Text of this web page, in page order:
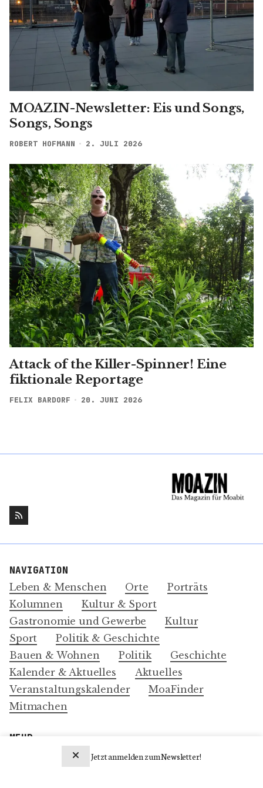
MOAZIN-Newsletter: Eis und Songs,
Songs, Songs
ROBERT HOFMANN 2. JULI 2026
Attack of the Killer-Spinner! Eine
fiktionale Reportage
FELIX BARDORF 20. JUNI 2026
NAVIGATION
Leben & Menschen Orte
Porträts
Kolumnen
Kultur & Sport
Gastronomie und Gewerbe
Kultur
Sport
Politik & Geschichte
Bauen & Wohnen
Politik
Geschichte
Kalender & Aktuelles
Aktuelles
Veranstaltungskalender
MoaFinder
Mitmachen
MEHR
Jetzt anmelden zum Newsletter!